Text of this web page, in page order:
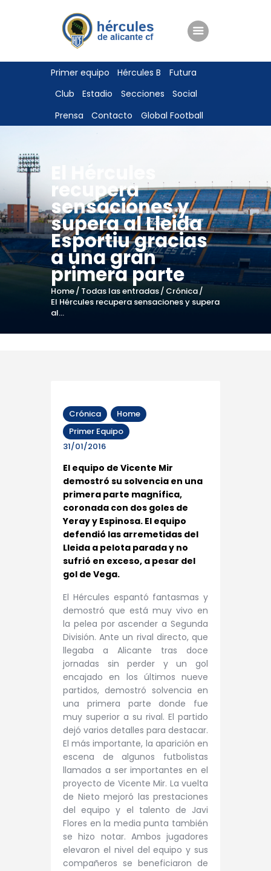
Primer equipo Hércules B
Futura
Club
Estadio Secciones
Social
Prensa
Contacto Global Football
El Hércules
recupera
sensaciones y
supera al Lleida
Esportiu gracias
a una gran
primera parte
Home Todas las entradas
Crónica
El Hércules recupera sensaciones y supera
al...
ENTRADAS
TIENDA
HÉRCULESCF100
Crónica
Home
Primer Equipo
31/01/2016
El equipo de Vicente Mir
demostró su solvencia en una
primera parte magnífica,
coronada con dos goles de
Yeray y Espinosa. El equipo
defendió las arremetidas del
Lleida a pelota parada y no
sufrió en exceso, a pesar del
gol de Vega.
El Hércules espantó fantasmas y
demostró que está muy vivo en
la pelea por ascender a Segunda
División. Ante un rival directo, que
llegaba a Alicante tras doce
jornadas sin perder y un gol
encajado en los últimos nueve
partidos, demostró solvencia en
una primera parte donde fue
muy superior a su rival. El partido
dejó varios detalles para destacar.
El más importante, la aparición en
escena de algunos futbolistas
llamados a ser importantes en el
proyecto de Vicente Mir. La vuelta
de Nieto mejoró las prestaciones
del equipo y el talento de Javi
Flores en la media punta también
se hizo notar. Ambos jugadores
elevaron el nivel del equipo y sus
compañeros se beneficiaron de